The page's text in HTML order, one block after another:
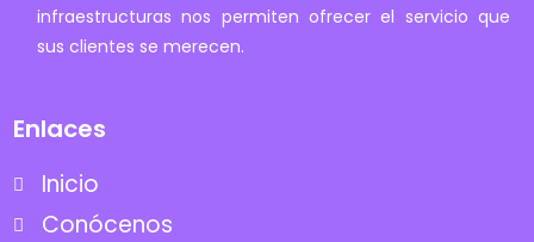
infraestructuras nos permiten ofrecer el servicio que
sus clientes se merecen.
Enlaces
Inicio
Conócenos